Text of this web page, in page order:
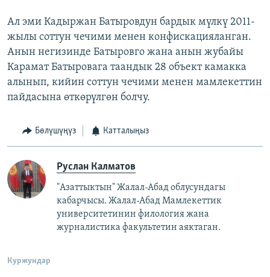
Ал эми Кадыржан Батыровдун бардык мүлкү 2011-
жылы соттун чечими менен конфискацияланган.
Анын негизинде Батыровго жана анын жубайы
Карамат Батыровага таандык 28 объект камакка
алынып, кийин соттун чечими менен мамлекеттин
пайдасына өткөрүлгөн болчу.
Бөлүшүңүз Катталыңыз
Руслан Калматов
"Азаттыктын" Жалал-Абад облусундагы
кабарчысы. Жалал-Абад Мамлекеттик
университетинин филология жана
журналистика факультетин аяктаган.
Куржундар